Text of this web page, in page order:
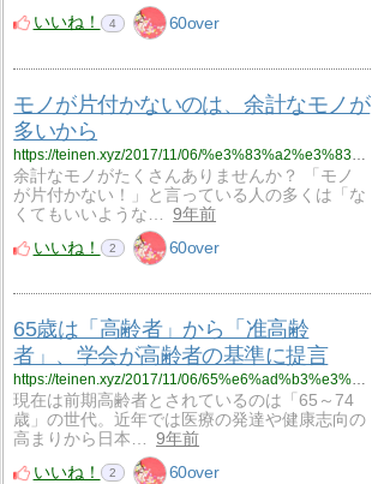
いいね！
4 60over
モノが片付かないのは、余計なモノが
多いから
余計なモノがたくさんありませんか？ 「モノ
が片付かない！」と言っている人の多くは「な
くてもいいような…
9年前
いいね！
2 60over
65歳は「高齢者」から「准高齢
者」、学会が高齢者の基準に提言
https://teinen.xyz/2017/11/06/65%e6%ad%b3%e3%81%af%e3%80%8c%e9%ab%98%e9%bd%a2%e8%80%85%e3%80%8d%e3%81%8b%e3%82%89%e3%80%8c%e5%87%86%e9%ab%98%e9%bd%a2%e8%80%85%e3%80%8d%e3%80%81%e5%ad%a6%e4%bc%9a%e3%81%8c%e9%ab%98%e9%bd%a2%e8%80%85/
現在は前期高齢者とされているのは「65～74
歳」の世代。近年では医療の発達や健康志向の
高まりから日本…
9年前
いいね！
2 60over